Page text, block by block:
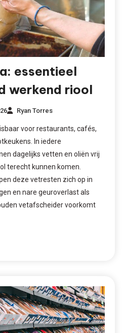
essentieel
werkend riool
Ryan Torres
voor restaurants, cafés,
In iedere
dagelijks vetten en oliën vrij
terecht kunnen komen.
deze vetresten zich op in
en nare geuroverlast als
vetafscheider voorkomt